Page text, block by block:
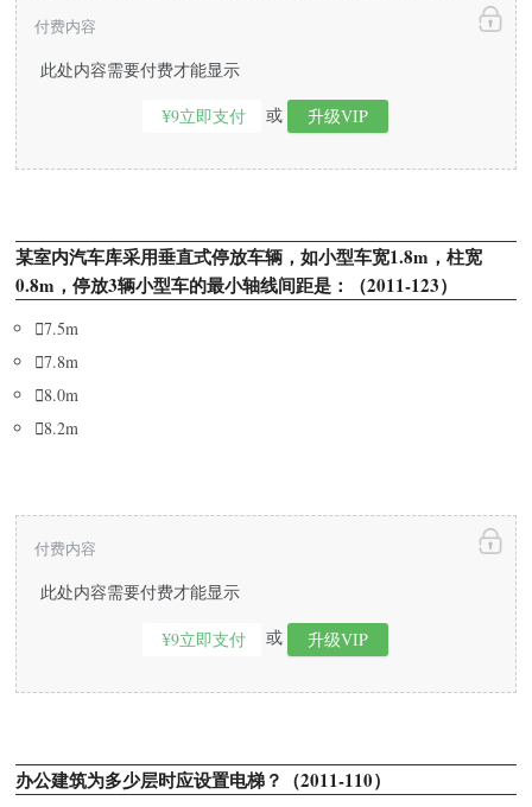
此处内容需要付费才能显示
¥9立即支付 或 升级VIP
付费内容
某室内汽车库采用垂直式停放车辆，如小型车宽1.8m，柱宽
0.8m，停放3辆小型车的最小轴线间距是：（2011-123）
7.5m
7.8m
8.0m
8.2m
此处内容需要付费才能显示
¥9立即支付 或 升级VIP
付费内容
办公建筑为多少层时应设置电梯？（2011-110）